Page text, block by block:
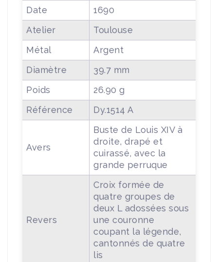
Date
1690
Atelier
Toulouse
Métal
Argent
Diamètre
39.7 mm
Poids
26.90 g
Référence
Dy.1514 A
Avers
Buste de Louis XIV à
droite, drapé et
cuirassé, avec la
grande perruque
Revers
Croix formée de
quatre groupes de
deux L adossées sous
une couronne
coupant la légende,
cantonnés de quatre
lis